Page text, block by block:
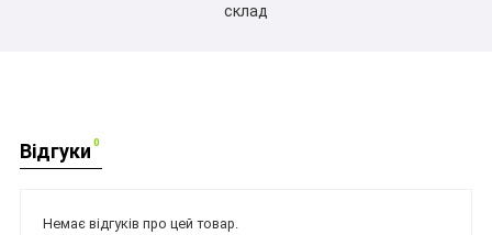
склад
Відгуки 0
Немає відгуків про цей товар.